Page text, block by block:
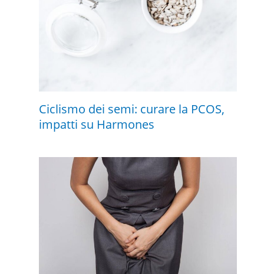
Ciclismo dei semi: curare la PCOS,
impatti su Harmones